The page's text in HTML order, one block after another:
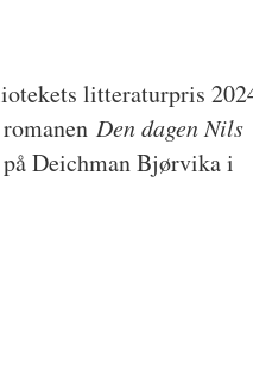
litteraturpris
Den dagen Nils
Deichman Bjørvika i